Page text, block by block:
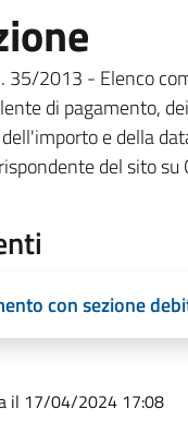
35/2013 - Elenco
di pagamento,
e della
del sito
con sezione
il 17/04/2024 17:08